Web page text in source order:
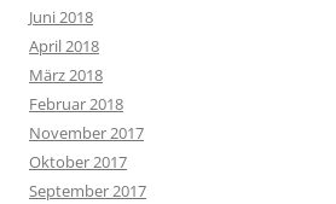
Juni 2018
April 2018
März 2018
Februar 2018
November 2017
Oktober 2017
September 2017